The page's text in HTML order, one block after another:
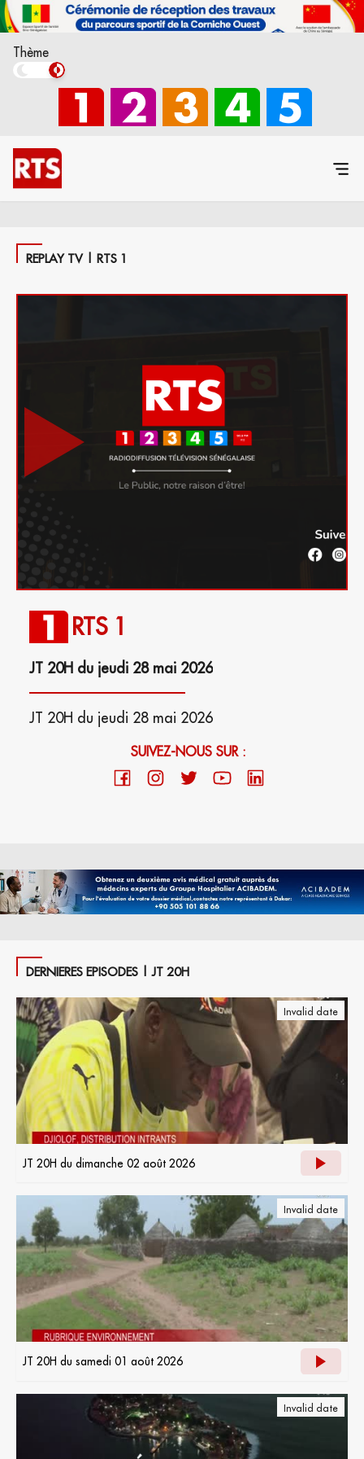
Thème
REPLAY TV | RTS 1
RTS 1
JT 20H du jeudi 28 mai 2026
JT 20H du jeudi 28 mai 2026
SUIVEZ-NOUS SUR :
DERNIERES EPISODES | JT 20H
Invalid date
JT 20H du dimanche 02 août 2026
Invalid date
JT 20H du samedi 01 août 2026
Invalid date